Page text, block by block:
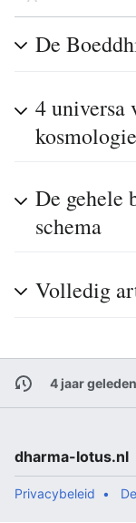
Taal
De
4 universa
kosmologie
De gehele
schema
Volledig
4 jaar
dharma-lotus.nl
Privacybeleid